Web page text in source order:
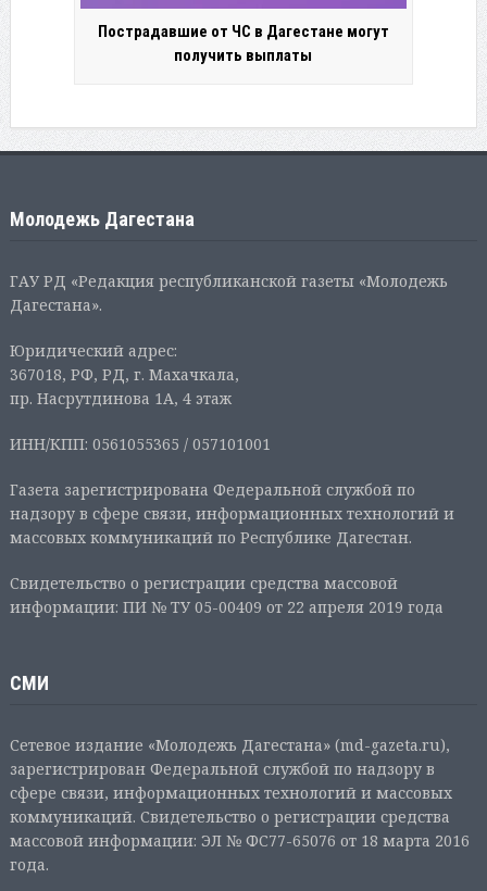
Пострадавшие от ЧС в Дагестане могут
получить выплаты
Молодежь Дагестана
ГАУ РД «Редакция республиканской газеты «Молодежь
Дагестана».
Юридический адрес:
367018, РФ, РД, г. Махачкала,
пр. Насрутдинова 1А, 4 этаж
ИНН/КПП: 0561055365 / 057101001
Газета зарегистрирована Федеральной службой по
надзору в сфере связи, информационных технологий и
массовых коммуникаций по Республике Дагестан.
Свидетельство о регистрации средства массовой
информации: ПИ № ТУ 05-00409 от 22 апреля 2019 года
СМИ
Сетевое издание «Молодежь Дагестана» (md-gazeta.ru),
зарегистрирован Федеральной службой по надзору в
сфере связи, информационных технологий и массовых
коммуникаций. Свидетельство о регистрации средства
массовой информации: ЭЛ № ФС77-65076 от 18 марта 2016
года.